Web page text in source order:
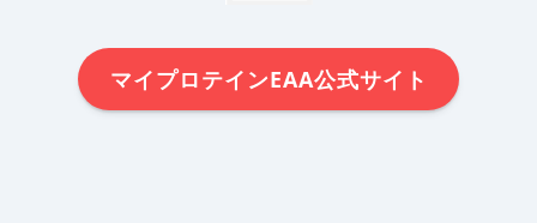
マイプロテインEAA公式サイト